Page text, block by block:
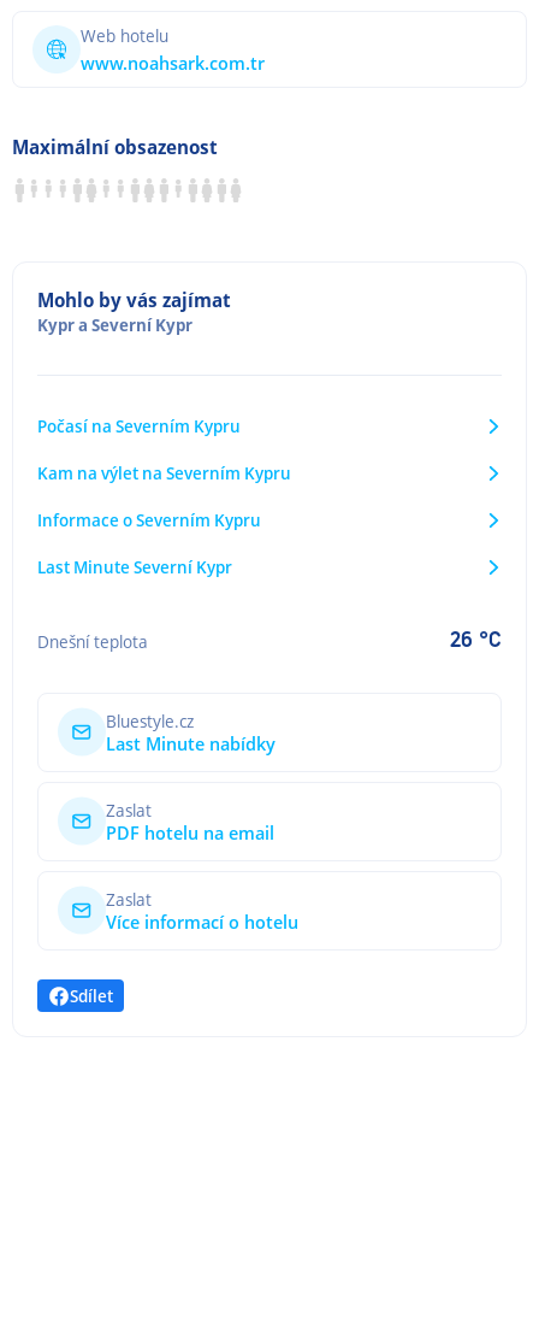
Web hotelu
www.noahsark.com.tr
Maximální obsazenost
Mohlo by vás zajímat
Kypra Severní Kypr
Počasí na Severním Kypru
Kam na výlet na Severním Kypru
Informace o Severním Kypru
Last Minute Severní Kypr
Dnešní teplota 26 °C
Bluestyle.cz
Last Minute nabídky
Zaslat
PDF hotelu na email
Zaslat
Více informací o hotelu
Sdílet